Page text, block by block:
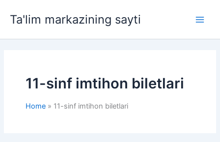
Ta'lim markazining sayti
11-sinf imtihon biletlari
Home 11-sinf imtihon biletlari